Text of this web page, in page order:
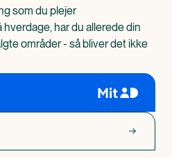
som du plejer
har du allerede din
områder - så bliver det ikke